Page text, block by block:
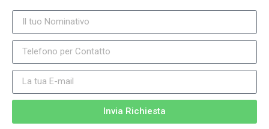
Invia Richiesta